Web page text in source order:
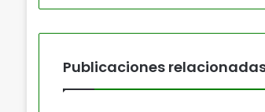
Publicaciones